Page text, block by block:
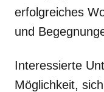
erfolgreiches
und
Interessierte
Möglichkeit,